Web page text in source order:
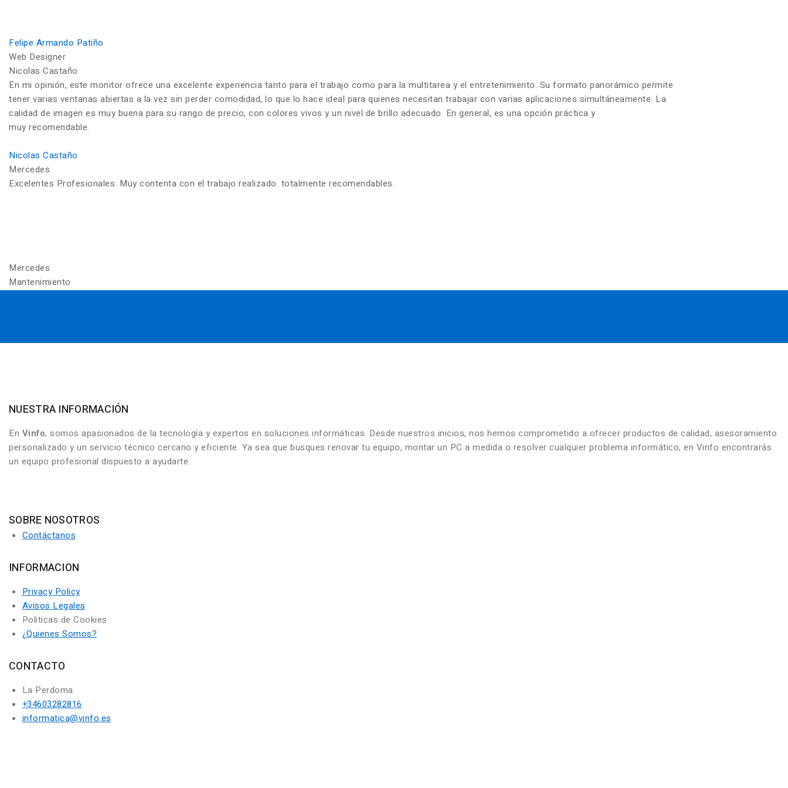
Felipe Armando Patiño
Web Designer
Nicolas Castaño
En mi opinión, este monitor ofrece una excelente experiencia tanto para el trabajo como para la multitarea y el entretenimiento. Su formato panorámico permite
tener varias ventanas abiertas a la vez sin perder comodidad, lo que lo hace ideal para quienes necesitan trabajar con varias aplicaciones simultáneamente. La
calidad de imagen es muy buena para su rango de precio, con colores vivos y un nivel de brillo adecuado. En general, es una opción práctica y
muy recomendable.
Nicolas Castaño
Mercedes
Excelentes Profesionales. Muy contenta con el trabajo realizado. totalmente recomendables.
Mercedes
Mantenimiento
NUESTRA INFORMACIÓN
En Vinfo, somos apasionados de la tecnología y expertos en soluciones informáticas. Desde nuestros inicios, nos hemos comprometido a ofrecer productos de calidad, asesoramiento
personalizado y un servicio técnico cercano y eficiente. Ya sea que busques renovar tu equipo, montar un PC a medida o resolver cualquier problema informático, en Vinfo encontrarás
un equipo profesional dispuesto a ayudarte.
SOBRE NOSOTROS
Contáctanos
INFORMACION
Privacy Policy
Avisos Legales
Politicas de Cookies
¿Quienes Somos?
CONTACTO
La Perdoma
+34603282816
informatica@vinfo.es